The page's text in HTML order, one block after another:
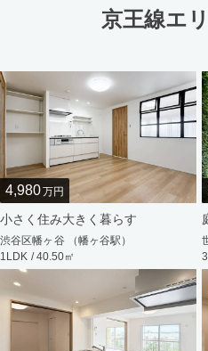
京王線エ
4,980万円
小さく住み大きく暮らす
渋谷区幡ヶ谷 （幡ヶ谷駅）
1LDK / 40.50㎡